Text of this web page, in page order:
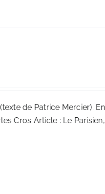
de Patrice Mercier).
Cros Article : Le Parisien,